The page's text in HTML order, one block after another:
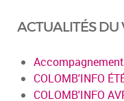
ACTUALITÉS DU
COLOMB'INFO
COLOMB'INFO